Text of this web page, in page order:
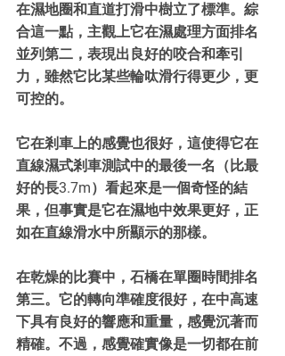
在濕地圈和直道打滑中樹立了標準。綜
合這一點，主觀上它在濕處理方面排名
並列第二，表現出良好的咬合和牽引
力，雖然它比某些輪呔滑行得更少，更
可控的。
它在剎車上的感覺也很好，這使得它在
直線濕式剎車測試中的最後一名（比最
好的長3.7m）看起來是一個奇怪的結
果，但事實是它在濕地中效果更好，正
如在直線滑水中所顯示的那樣。
在乾燥的比賽中，石橋在單圈時間排名
第三。它的轉向準確度很好，在中高速
下具有良好的響應和重量，感覺沉著而
精確。不過，感覺確實像是一切都在前